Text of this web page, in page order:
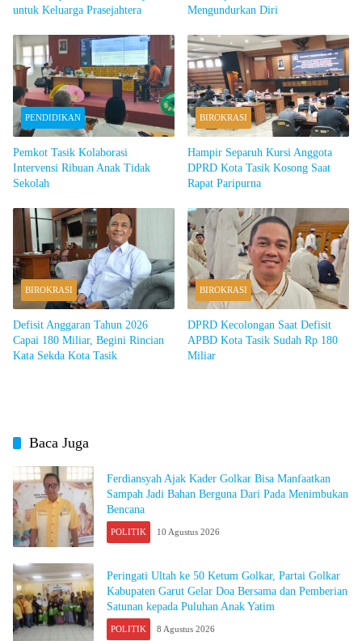
untuk Keluarga Prasejahtera
Mengundurkan Diri
PENDIDIKAN
Pemkot Tasik Kolaborasi
Intervensi Ribuan Anak Tidak
Sekolah
BIROKRASI
Hampir Separuh Kursi Anggota
DPRD Kota Tasik Kosong Saat
Rapat Paripurna
BIROKRASI
Defisit Anggaran Tahun 2026
Capai 180 Miliar, Begini Rincian
Kata Sekda Kota Tasik
BIROKRASI
DPRD Kecolongan Saat Defisit
APBD Kota Tasik Sudah Rp 180
Miliar
Baca Juga
Ferdiansyah Ajak Kader Golkar Bisa Manfaatkan
Sampah Jadi Bahan Berguna Dari Pada Menimbukan
Bencana
POLITIK 10 Agustus 2026
Peringati Ultah ke 50 Ketum Golkar, Partai Golkar
Kabupaten Garut Gelar Doa Bersama dan Pemberian
Satunan kepada Puluhan Anak Yatim
POLITIK 8 Agustus 2026